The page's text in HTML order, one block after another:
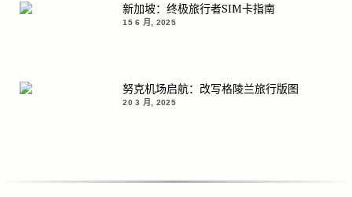
新加坡：终极旅行者SIM卡指南
15 6 月, 2025
努克机场启航：改写格陵兰旅行版图
20 3 月, 2025